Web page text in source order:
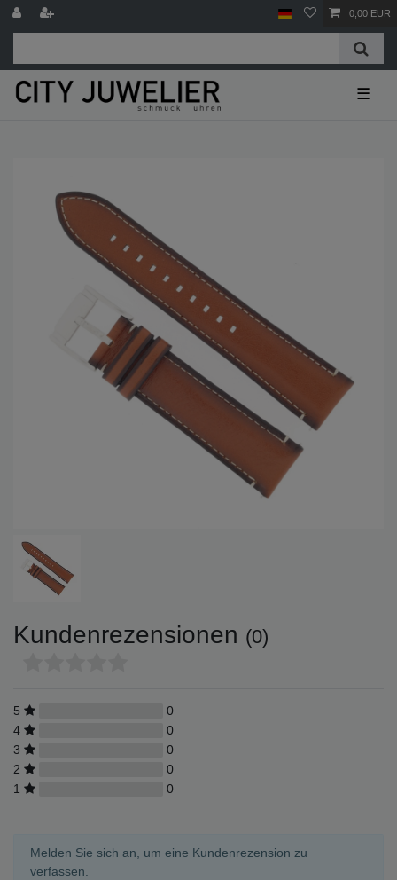
0,00 EUR
☰
Kundenrezensionen (0)
5
0
4
0
3
0
2
0
1
0
Melden Sie sich an, um eine Kundenrezension zu
verfassen.